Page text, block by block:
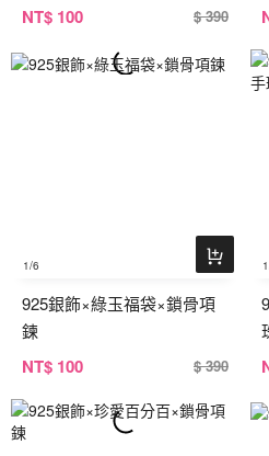
NT$ 100 $ 390
1/6
925銀飾×綠玉福袋×鎖骨項
鍊
NT$ 100 $ 390
1